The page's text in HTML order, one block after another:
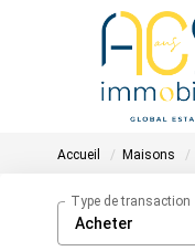
Accueil Maisons
Acheter
Type de transaction